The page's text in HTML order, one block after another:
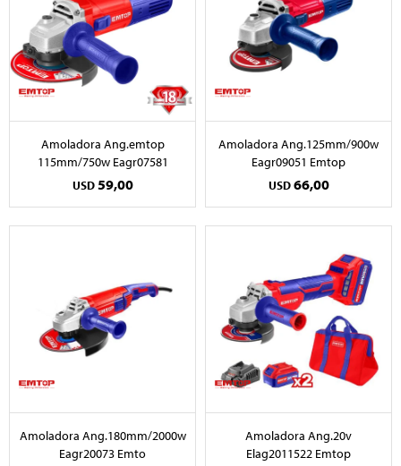
Amoladora Ang.emtop
115mm/750w Eagr07581
USD 59,00
Amoladora Ang.125mm/900w
Eagr09051 Emtop
USD 66,00
Amoladora Ang.180mm/2000w
Eagr20073 Emto
Amoladora Ang.20v
Elag2011522 Emtop